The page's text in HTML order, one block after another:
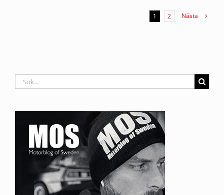
1 2 Nästa
Sök
efter: